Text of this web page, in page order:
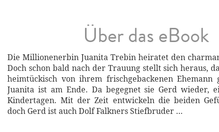
Über das eBook
Die Millionenerbin Juanita Trebin heiratet den
Doch schon bald nach der Trauung stellt sich heraus,
heimtückisch von ihrem frischgebackenen Ehemann
Juanita ist am Ende. Da begegnet sie Gerd wieder,
Kindertagen. Mit der Zeit entwickeln die beiden
doch Gerd ist auch Dolf Falkners Stiefbruder …